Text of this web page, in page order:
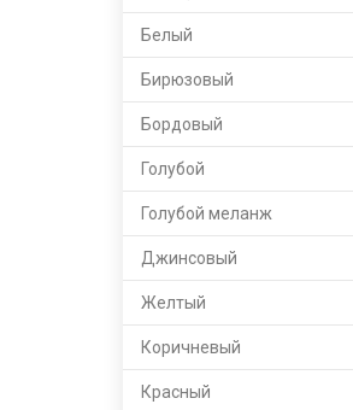
Белый
Бирюзовый
Бордовый
Голубой
Голубой меланж
Джинсовый
Желтый
Коричневый
Красный